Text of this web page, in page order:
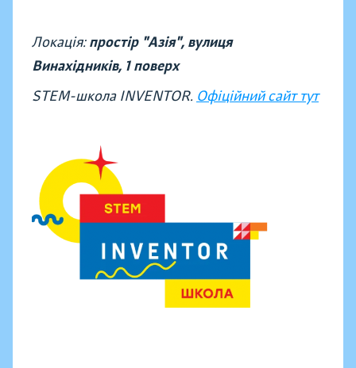
Локація:простір "Азія", вулиця
Винахідників, 1 поверх
STEM-школа INVENTOR. Офіційний сайт тут